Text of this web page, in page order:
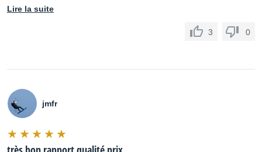
Lire la suite
3 0
jmfr